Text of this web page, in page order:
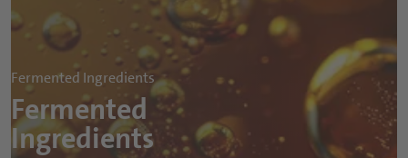
Fermented Ingredients
Fermented
Ingredients